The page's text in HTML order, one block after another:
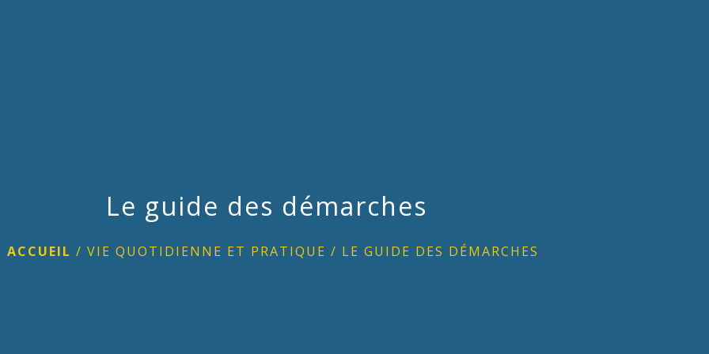
Le guide des démarches
ACCUEIL / VIE QUOTIDIENNE ET PRATIQUE / LE GUIDE DES DÉMARCHES